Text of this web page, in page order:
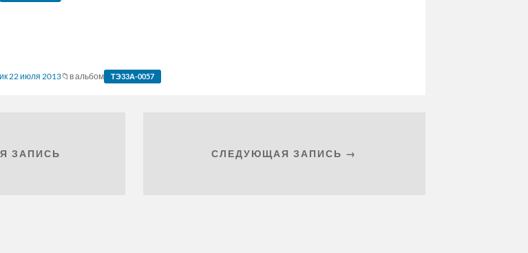
22 июля 2013 в альбом ТЭ33А-0057
ЗАПИСЬ СЛЕДУЮЩАЯ ЗАПИСЬ →